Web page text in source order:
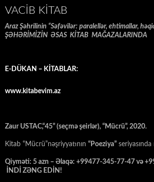
VACIB KITAB
Araz Şəhrilinin “Səfəvilər: paralellər, ehtimallar,
ŞƏHƏRİMİZİN ƏSAS KİTAB MAĞAZALARINDA
E-DÜKAN – KİTABLAR:
www.kitabevim.az
Zaur USTAC,“45” (seçmə şeirlər), “Mücrü”, 2020.
Kitab “Mücrü”nəşriyyatının “Poeziya”
Qiyməti: 5 azn – Əlaqə: +99477-345-77-47 və
İNDİ ZƏNG EDİN!